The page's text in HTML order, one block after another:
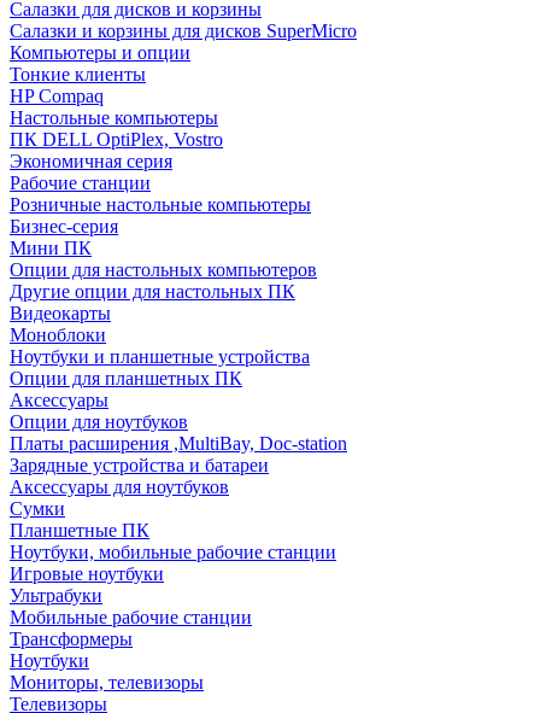
Салазки для дисков и корзины
Салазки и корзины для дисков SuperMicro
Компьютеры и опции
Тонкие клиенты
HP Compaq
Настольные компьютеры
ПК DELL OptiPlex, Vostro
Экономичная серия
Рабочие станции
Розничные настольные компьютеры
Бизнес-серия
Мини ПК
Опции для настольных компьютеров
Другие опции для настольных ПК
Видеокарты
Моноблоки
Ноутбуки и планшетные устройства
Опции для планшетных ПК
Аксессуары
Опции для ноутбуков
Платы расширения ,MultiBay, Doc-station
Зарядные устройства и батареи
Аксессуары для ноутбуков
Сумки
Планшетные ПК
Ноутбуки, мобильные рабочие станции
Игровые ноутбуки
Ультрабуки
Мобильные рабочие станции
Трансформеры
Ноутбуки
Мониторы, телевизоры
Телевизоры